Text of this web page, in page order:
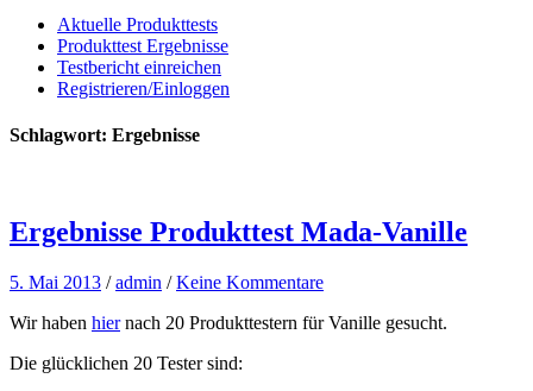
Aktuelle Produkttests
Produkttest Ergebnisse
Testbericht einreichen
Registrieren/Einloggen
Schlagwort: Ergebnisse
Ergebnisse Produkttest Mada-Vanille
5. Mai 2013 /admin /Keine Kommentare
Wir haben hiernach 20 Produkttestern für Vanille gesucht.
Die glücklichen 20 Tester sind: